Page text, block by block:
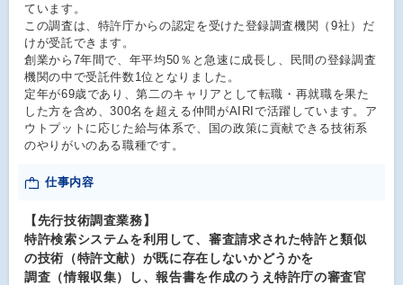
ています。
この調査は、特許庁からの認定を受けた登録調査機関（9社）だ
けが受託できます。
創業から7年間で、年平均50％と急速に成長し、民間の登録調査
機関の中で受託件数1位となりました。
定年が69歳であり、第二のキャリアとして転職・再就職を果た
した方を含め、300名を超える仲間がAIRIで活躍しています。ア
ウトプットに応じた給与体系で、国の政策に貢献できる技術系
のやりがいのある職種です。
仕事内容
【先行技術調査業務】
特許検索システムを利用して、審査請求された特許と類似
の技術（特許文献）が既に存在しないかどうかを
調査（情報収集）し、報告書を作成のうえ特許庁の審査官